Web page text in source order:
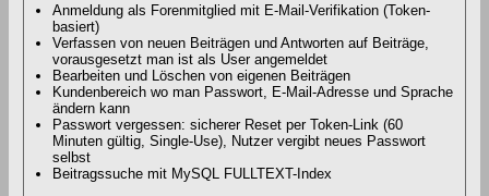
Anmeldung als Forenmitglied mit E-Mail-Verifikation (Token-
basiert)
Verfassen von neuen Beiträgen und Antworten auf Beiträge,
vorausgesetzt man ist als User angemeldet
Bearbeiten und Löschen von eigenen Beiträgen
Kundenbereich wo man Passwort, E-Mail-Adresse und Sprache
ändern kann
Passwort vergessen: sicherer Reset per Token-Link (60
Minuten gültig, Single-Use), Nutzer vergibt neues Passwort
selbst
Beitragssuche mit MySQL FULLTEXT-Index